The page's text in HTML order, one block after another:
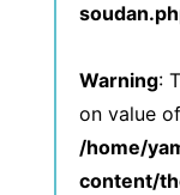
Warning:
on value
/home/
content/